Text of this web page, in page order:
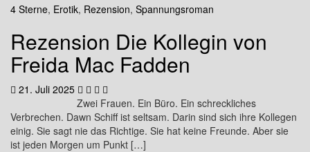
4 Sterne, Erotik, Rezension, Spannungsroman
Rezension Die Kollegin von
Freida Mac Fadden
21. Juli 2025
Zwei Frauen. Ein Büro. Ein schreckliches
Verbrechen. Dawn Schiff ist seltsam. Darin sind sich ihre Kollegen
einig. Sie sagt nie das Richtige. Sie hat keine Freunde. Aber sie
ist jeden Morgen um Punkt […]